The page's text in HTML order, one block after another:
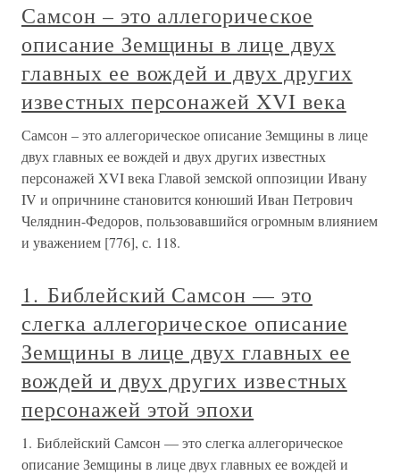
Самсон – это аллегорическое
описание Земщины в лице двух
главных ее вождей и двух других
известных персонажей XVI века
Самсон – это аллегорическое описание Земщины в лице
двух главных ее вождей и двух других известных
персонажей XVI века Главой земской оппозиции Ивану
IV и опричнине становится конюший Иван Петрович
Челяднин-Федоров, пользовавшийся огромным влиянием
и уважением [776], с. 118.
1. Библейский Самсон — это
слегка аллегорическое описание
Земщины в лице двух главных ее
вождей и двух других известных
персонажей этой эпохи
1. Библейский Самсон — это слегка аллегорическое
описание Земщины в лице двух главных ее вождей и